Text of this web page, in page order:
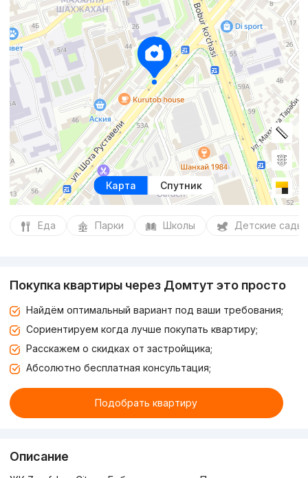
Карта Спутник
Еда Парки Школы Детские сады
Покупка квартиры через Домтут это просто
Найдём оптимальный вариант под ваши требования;
Сориентируем когда лучше покупать квартиру;
Расскажем о скидках от застройщика;
Абсолютно бесплатная консультация;
Подобрать квартиру
Описание